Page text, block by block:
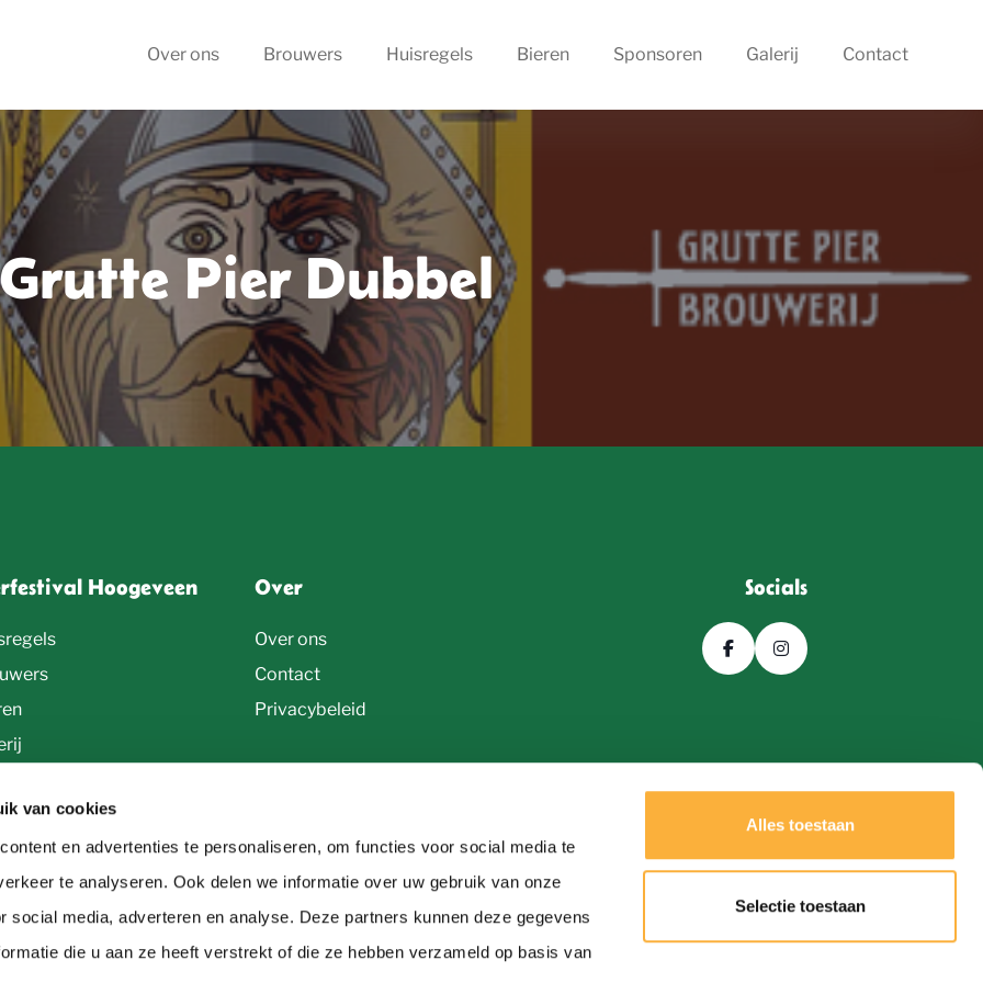
van cookies
en advertenties te personaliseren, om functies voor social media te
te analyseren. Ook delen we informatie over uw gebruik van onze
social media, adverteren en analyse. Deze partners kunnen deze gegevens
die u aan ze heeft verstrekt of die ze hebben verzameld op basis van
Alles toestaan
Selectie toestaan
Over ons
Brouwers Huisregels Bieren Sponsoren Galerij Contact
Pier Dubbel
Hoogeveen Over
Over ons
Contact
Privacybeleid
Socials